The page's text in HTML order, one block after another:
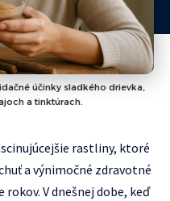
účinky sladkého drievka,
a tinktúrach.
rastliny, ktoré
a výnimočné zdravotné
V dnešnej dobe, keď